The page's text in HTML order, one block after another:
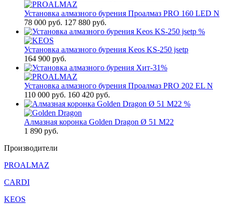
Установка алмазного бурения Проалмаз PRO 160 LED N
78 000 руб. 127 880 руб.
%
Установка алмазного бурения Keos KS-250 jsetp
164 900 руб.
Хит-31%
Установка алмазного бурения Проалмаз PRO 202 EL N
110 000 руб. 160 420 руб.
%
Алмазная коронка Golden Dragon Ø 51 М22
1 890 руб.
Производители
PROALMAZ
CARDI
KEOS